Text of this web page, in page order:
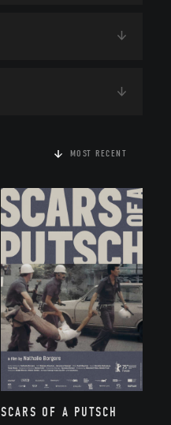
MOST RECENT
SCARS OF A PUTSCH